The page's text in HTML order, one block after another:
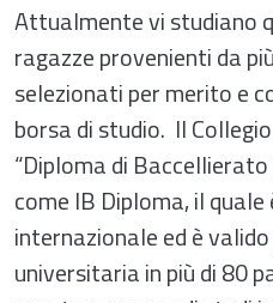
Attualmente vi studiano
ragazze provenienti da
selezionati per merito e
borsa di studio. Il
“Diploma di
come IB Diploma, il
internazionale ed è
universitaria in più di 80